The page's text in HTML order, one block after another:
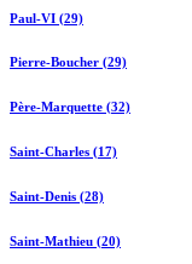
Paul-VI (29)
Pierre-Boucher (29)
Père-Marquette (32)
Saint-Charles (17)
Saint-Denis (28)
Saint-Mathieu (20)